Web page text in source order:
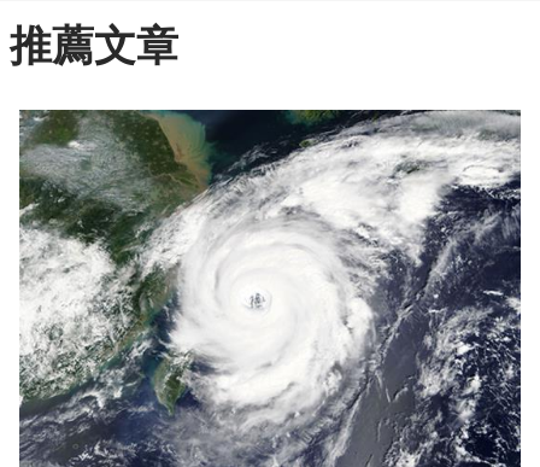
推薦文章